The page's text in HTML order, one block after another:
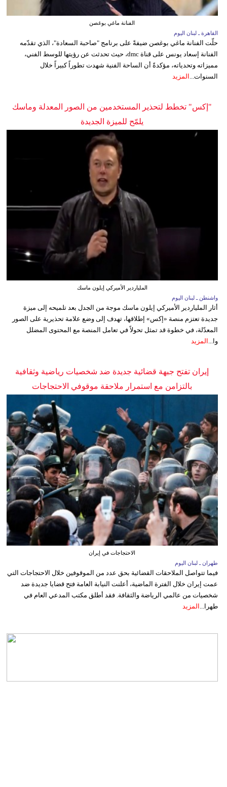
الفنانة ماغي بوغصن
القاهرة ـ لبنان اليوم
حلّت الفنانة ماغي بوغصن ضيفةً على برنامج "صاحبة السعادة"، الذي تقدّمه
الفنانة إسعاد يونس على قناة dmc، حيث تحدثت عن رؤيتها للوسط الفني،
مميزاته وتحدياته، مؤكدةً أن الساحة الفنية شهدت تطوراً كبيراً خلال
السنوات... المزيد
"إكس" تخطط لتحذير المستخدمين من الصور المعدلة وماسك
يلمّح للميزة الجديدة
الملياردير الأميركي إيلون ماسك
واشنطن ـ لبنان اليوم
أثار الملياردير الأميركي إيلون ماسك موجة من الجدل بعد تلميحه إلى ميزة
جديدة تعتزم منصة «إكس» إطلاقها، تهدف إلى وضع علامة تحذيرية على الصور
المعدّلة، في خطوة قد تمثل تحولاً في تعامل المنصة مع المحتوى المضلل
وا... المزيد
إيران تفتح جبهة قضائية جديدة ضد شخصيات رياضية وثقافية
بالتزامن مع استمرار ملاحقة موقوفي الاحتجاجات
الاحتجاجات في إيران
طهران ـ لبنان اليوم
فيما تتواصل الملاحقات القضائية بحق عدد من الموقوفين خلال الاحتجاجات التي
عمت إيران خلال الفترة الماضية، أعلنت النيابة العامة فتح قضايا جديدة ضد
شخصيات من عالمي الرياضة والثقافة. فقد أطلق مكتب المدعي العام في
طهرا... المزيد